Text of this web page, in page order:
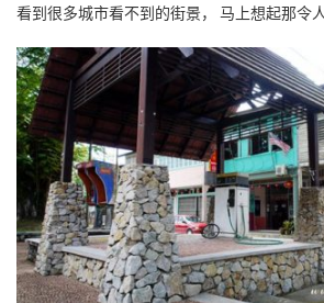
看到很多城市看不到的街景， 马上想起那令